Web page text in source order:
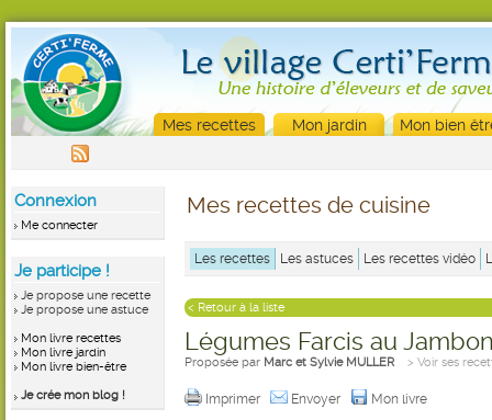
Mes recettes Mon jardin Mon bien
Connexion
Me connecter
Je participe !
Je propose une recette
Je propose une astuce
Mon livre recettes
Mon livre jardin
Mon livre bien-être
Je crée mon blog !
Mes recettes de cuisine
Les recettes Les astuces Les recettes vidéo
< Retour à la liste
Légumes Farcis au
Proposée par Marc et Sylvie MULLER > Voir ses
Imprimer Envoyer Mon livre